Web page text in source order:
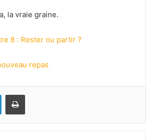
la vraie graine.
8 : Rester ou partir ?
repas
LinkedinImprimer